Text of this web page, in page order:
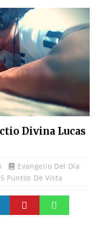
Divina Lucas
Evangelio Del Día
Puntos De Vista